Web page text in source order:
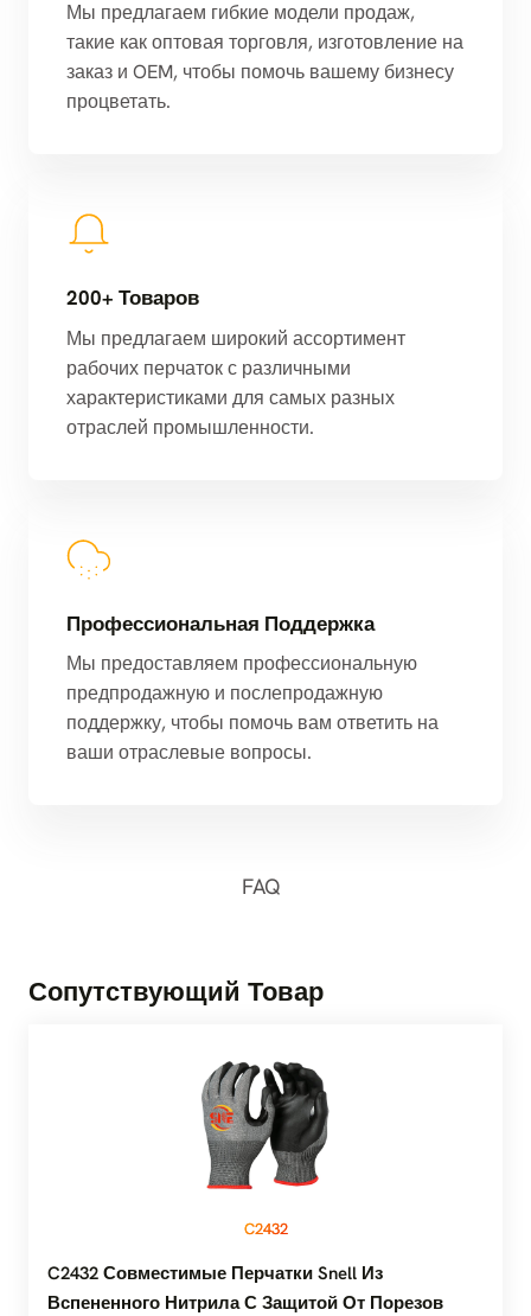
Мы предлагаем гибкие модели продаж,
такие как оптовая торговля, изготовление на
заказ и OEM, чтобы помочь вашему бизнесу
процветать.
200+ Товаров
Мы предлагаем широкий ассортимент
рабочих перчаток с различными
характеристиками для самых разных
отраслей промышленности.
Профессиональная Поддержка
Мы предоставляем профессиональную
предпродажную и послепродажную
поддержку, чтобы помочь вам ответить на
ваши отраслевые вопросы.
FAQ
Сопутствующий Товар
C2432
C2432 Совместимые Перчатки Snell Из
Вспененного Нитрила С Защитой От Порезов